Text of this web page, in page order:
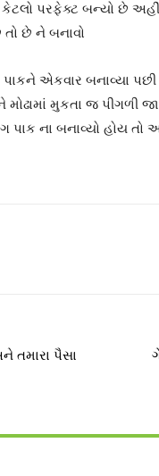
પરફેક્ટ બન્યો છે
છે ને બનાવો
એકવાર બનાવ્યા પછી
મુકતા જ પીગળી
ના બનાવ્યો હોય તો
તમારા પૈસા